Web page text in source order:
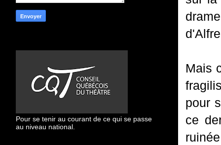
Mais
pour
ce
Pour se tenir au courant de ce qui se passe
au niveau national.